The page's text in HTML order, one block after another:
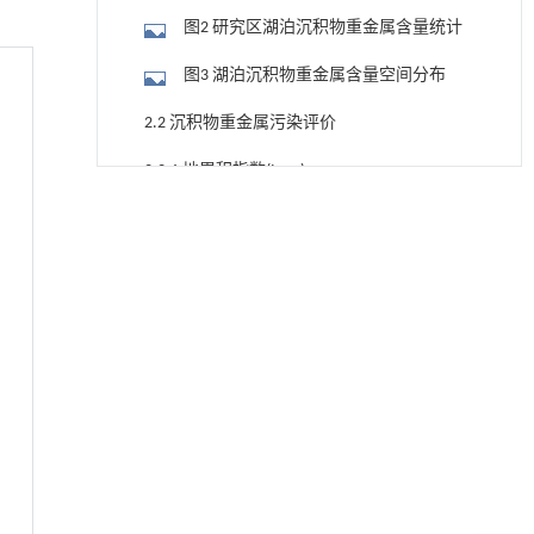
图2 研究区湖泊沉积物重金属含量统计
图3 湖泊沉积物重金属含量空间分布
2.2 沉积物重金属污染评价
2.2.1 地累积指数(Igeo)